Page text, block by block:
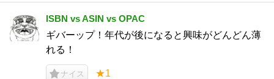
ISBN vs ASIN vs OPAC
ギバーップ！年代が後になると興味がどんどん薄
れる！
ナイス ★1